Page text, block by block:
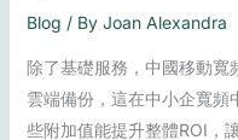
Blog / By Joan Alexandra
除了基礎服務，中國移動寬
雲端備份，這在中小企寬頻
些附加值能提升整體ROI，